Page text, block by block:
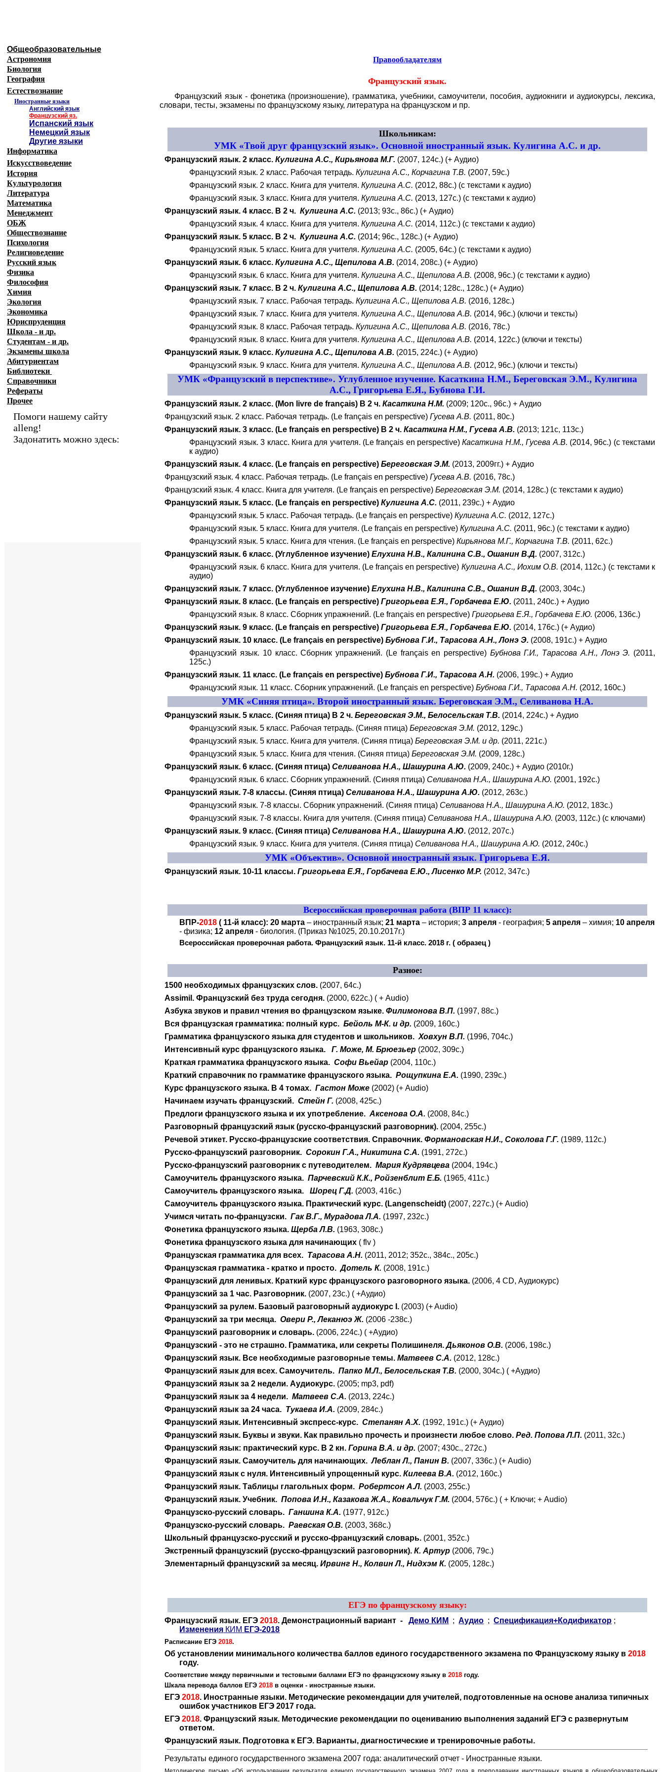
Правообладателям
Французский язык.
Французский язык - фонетика (произношение), грамматика, учебники, самоучители, пособия, аудиокниги и аудиокурсы, лексика,
словари, тесты, экзамены по французскому языку, литература на французском и пр.
Школьникам:
УМК «Твой друг французский язык». Основной иностранный язык. Кулигина А.С. и др.
Французский язык. 2 класс.Кулигина А.С., Кирьянова М.Г. (2007, 124с.) (+ Аудио)
Французский язык. 2 класс. Рабочая тетрадь.Кулигина А.С., Корчагина Т.В. (2007, 59с.)
Французский язык. 2 класс. Книга для учителя.Кулигина А.С. (2012, 88с.) (с текстами к аудио)
Французский язык. 3 класс. Книга для учителя.Кулигина А.С. (2013, 127с.) (с текстами к аудио)
Французский язык. 4 класс. В 2 ч.Кулигина А.С. (2013; 93с., 86с.) (+ Аудио)
Французский язык. 4 класс. Книга для учителя.Кулигина А.С. (2014, 112с.) (с текстами к аудио)
Французский язык. 5 класс. В 2 ч.Кулигина А.С. (2014; 96с., 128с.) (+ Аудио)
Французский язык. 5 класс. Книга для учителя.Кулигина А.С. (2005, 64с.) (с текстами к аудио)
Французский язык. 6 класс.Кулигина А.С., Щепилова А.В. (2014, 208с.) (+ Аудио)
Французский язык. 6 класс. Книга для учителя.Кулигина А.С., Щепилова А.В. (2008, 96с.) (с текстами к аудио)
Французский язык. 7 класс. В 2 ч.Кулигина А.С., Щепилова А.В. (2014; 128с., 128с.) (+ Аудио)
Французский язык. 7 класс. Рабочая тетрадь.Кулигина А.С., Щепилова А.В. (2016, 128с.)
Французский язык. 7 класс. Книга для учителя.Кулигина А.С., Щепилова А.В. (2014, 96с.) (ключи и тексты)
Французский язык. 8 класс. Рабочая тетрадь.Кулигина А.С., Щепилова А.В. (2016, 78с.)
Французский язык. 8 класс. Книга для учителя.Кулигина А.С., Щепилова А.В. (2014, 122с.) (ключи и тексты)
Французский язык. 9 класс.Кулигина А.С., Щепилова А.В. (2015, 224с.) (+ Аудио)
Французский язык. 9 класс. Книга для учителя.Кулигина А.С., Щепилова А.В. (2012, 96с.) (ключи и тексты)
УМК «Французский в перспективе». Углубленное изучение. Касаткина Н.М., Береговская Э.М., Кулигина
А.С., Григорьева Е.Я., Бубнова Г.И.
Французский язык. 2 класс.(Mon livre de français) В 2 ч.Касаткина Н.М. (2009; 120с., 96с.) + Аудио
Французский язык. 2 класс. Рабочая тетрадь. (Le français en perspective)Гусева А.В. (2011, 80с.)
Французский язык. 3 класс. (Le français en perspective) В 2 ч.Касаткина Н.М., Гусева А.В. (2013; 121с, 113с.)
Французский язык. 3 класс. Книга для учителя. (Le français en perspective)Касаткина Н.М., Гусева А.В. (2014, 96с.) (с текстами
к аудио)
Французский язык. 4 класс. (Le français en perspective)Береговская Э.М. (2013, 2009гг.) + Аудио
Французский язык. 4 класс. Рабочая тетрадь. (Le français en perspective)Гусева А.В. (2016, 78с.)
Французский язык. 4 класс. Книга для учителя. (Le français en perspective)Береговская Э.М. (2014, 128с.) (с текстами к аудио)
Французский язык. 5 класс. (Le français en perspective)Кулигина А.С. (2011, 239с.) + Аудио
Французский язык. 5 класс. Рабочая тетрадь. (Le français en perspective)Кулигина А.С. (2012, 127с.)
Французский язык. 5 класс. Книга для учителя. (Le français en perspective)Кулигина А.С. (2011, 96с.) (с текстами к аудио)
Французский язык. 5 класс. Книга для чтения. (Le français en perspective)Кирьянова М.Г., Корчагина Т.В. (2011, 62с.)
Французский язык. 6 класс. (Углубленное изучение)Елухина Н.В., Калинина С.В., Ошанин В.Д. (2007, 312с.)
Французский язык. 6 класс. Книга для учителя. (Le français en perspective) Кулигина А.С., Иохим О.В. (2014, 112с.) (с текстами к
аудио)
Французский язык. 7 класс. (Углубленное изучение)Елухина Н.В., Калинина С.В., Ошанин В.Д. (2003, 304с.)
Французский язык. 8 класс. (Le français en perspective)Григорьева Е.Я., Горбачева Е.Ю. (2011, 240с.) + Аудио
Французский язык. 8 класс. Сборник упражнений. (Le français en perspective)Григорьева Е.Я., Горбачева Е.Ю. (2006, 136с.)
Французский язык. 9 класс. (Le français en perspective)Григорьева Е.Я., Горбачева Е.Ю. (2014, 176с.) (+ Аудио)
Французский язык. 10 класс. (Le français en perspective)Бубнова Г.И., Тарасова А.Н., Лонэ Э. (2008, 191с.) + Аудио
Французский язык. 10 класс. Сборник упражнений. (Le français en perspective) Бубнова Г.И., Тарасова А.Н., Лонэ Э. (2011,
125с.)
Французский язык. 11 класс. (Le français en perspective)Бубнова Г.И., Тарасова А.Н. (2006, 199с.) + Аудио
Французский язык. 11 класс. Сборник упражнений. (Le français en perspective)Бубнова Г.И., Тарасова А.Н. (2012, 160с.)
УМК «Синяя птица». Второй иностранный язык. Береговская Э.М., Селиванова Н.А.
Французский язык. 5 класс. (Синяя птица) В 2 ч.Береговская Э.М., Белосельская Т.В. (2014, 224с.) + Аудио
Французский язык. 5 класс. Рабочая тетрадь. (Синяя птица)Береговская Э.М. (2012, 129с.)
Французский язык. 5 класс. Книга для учителя. (Синяя птица)Береговская Э.М. и др. (2011, 221с.)
Французский язык. 5 класс. Книга для чтения. (Синяя птица)Береговская Э.М. (2009, 128с.)
Французский язык. 6 класс. (Синяя птица)Селиванова Н.А., Шашурина А.Ю. (2009, 240с.) + Аудио (2010г.)
Французский язык. 6 класс. Сборник упражнений. (Синяя птица) Селиванова Н.А., Шашурина А.Ю. (2001, 192с.)
Французский язык. 7-8 классы. (Синяя птица)Селиванова Н.А., Шашурина А.Ю. (2012, 263с.)
Французский язык. 7-8 классы. Сборник упражнений. (Синяя птица) Селиванова Н.А., Шашурина А.Ю. (2012, 183с.)
Французский язык. 7-8 классы. Книга для учителя. (Синяя птица) Селиванова Н.А., Шашурина А.Ю. (2003, 112с.) (с ключами)
Французский язык. 9 класс. (Синяя птица)Селиванова Н.А., Шашурина А.Ю. (2012, 207с.)
Французский язык. 9 класс. Книга для учителя. (Синяя птица) Селиванова Н.А., Шашурина А.Ю. (2012, 240с.)
УМК «Объектив». Основной иностранный язык. Григорьева Е.Я.
Французский язык. 10-11 классы.Григорьева Е.Я., Горбачева Е.Ю., Лисенко М.Р. (2012, 347с.)
Всероссийская проверочная работа (ВПР 11 класс):
ВПР-2018 ( 11-й класс): 20 марта – иностранный язык;21 марта – история;3 апреля - география;5 апреля– химия; 10 апреля
- физика; 12 апреля - биология. (Приказ №1025, 20.10.2017г.)
Всероссийская проверочная работа. Французский язык. 11-й класс. 2018 г. ( образец )
Разное:
1500 необходимых французских слов. (2007, 64с.)
Assimil. Французский без труда сегодня. (2000, 622с.) ( + Audio)
Азбука звуков и правил чтения во французском языке.Филимонова В.П. (1997, 88с.)
Вся французская грамматика: полный курс.Бейоль М-К. и др. (2009, 160с.)
Грамматика французского языка для студентов и школьников.Ховхун В.П. (1996, 704с.)
Интенсивный курс французского языка.Г. Може, М. Брюезьер (2002, 309с.)
Краткая грамматика французского языка.Софи Вьейар (2004, 110с.)
Краткий справочник по грамматике французского языка. Рощупкина Е.А. (1990, 239с.)
Курс французского языка. В 4 томах.Гастон Може (2002) (+ Audio)
Начинаем изучать французский. Стейн Г. (2008, 425с.)
Предлоги французского языка и их употребление. Аксенова О.А. (2008, 84с.)
Разговорный французский язык (русско-французский разговорник). (2004, 255с.)
Речевой этикет. Русско-французские соответствия. Справочник.Формановская Н.И., Соколова Г.Г. (1989, 112с.)
Русско-французский разговорник.Сорокин Г.А., Никитина С.А. (1991, 272с.)
Русско-французский разговорник с путеводителем.Мария Кудрявцева (2004, 194с.)
Самоучитель французского языка.Парчевский К.К., Ройзенблит Е.Б. (1965, 411с.)
Самоучитель французского языка.Шорец Г.Д. (2003, 416с.)
Самоучитель французского языка. Практический курс. (Langenscheidt) (2007, 227с.) (+Audio)
Учимся читать по-французски.Гак В.Г., Мурадова Л.А. (1997, 232с.)
Фонетика французского языка.Щерба Л.В. (1963, 308с.)
Фонетика французского языка для начинающих ( flv )
Французская грамматика для всех. Тарасова А.Н. (2011, 2012; 352с., 384с., 205с.)
Французская грамматика - кратко и просто.Дотель К. (2008, 191с.)
Французский для ленивых. Краткий курс французского разговорного языка. (2006, 4 CD, Аудиокурс)
Французский за 1 час. Разговорник. (2007, 23с.) ( +Аудио)
Французский за рулем. Базовый разговорный аудиокурс I. (2003) (+ Audio)
Французский за три месяца.Овери Р., Леканюэ Ж. (2006 -238с.)
Французский разговорник и словарь. (2006, 224c.) ( +Аудио)
Французский - это не страшно. Грамматика, или секреты Полишинеля.Дьяконов О.В. (2006, 198с.)
Французский язык. Все необходимые разговорные темы.Матвеев С.А. (2012, 128с.)
Французский язык для всех. Самоучитель.Папко М.Л., Белосельская Т.В. (2000, 304с.) ( +Аудио)
Французский язык за 2 недели. Аудиокурс. (2005; mp3, pdf)
Французский язык за 4 недели. Матвеев С.А. (2013, 224с.)
Французский язык за 24 часа. Тукаева И.А. (2009, 284с.)
Французский язык. Интенсивный экспресс-курс.Степанян А.Х. (1992, 191с.) (+ Аудио)
Французский язык. Буквы и звуки. Как правильно прочесть и произнести любое слово.Ред. Попова Л.П. (2011, 32с.)
Французский язык: практический курс. В 2 кн.Горина В.А. и др. (2007; 430с., 272с.)
Французский язык. Самоучитель для начинающих. Леблан Л., Панин В. (2007, 336с.) (+ Audio)
Французский язык с нуля. Интенсивный упрощенный курс.Килеева В.А. (2012, 160с.)
Французский язык. Таблицы глагольных форм.Робертсон А.Л. (2003, 255с.)
Французский язык. Учебник. Попова И.Н., Казакова Ж.А., Ковальчук Г.М. (2004, 576с.) ( + Ключи; + Audio)
Французско-русский словарь.Ганшина К.А. (1977, 912с.)
Французско-русский словарь.Раевская О.В. (2003, 368с.)
Школьный французско-русский и русско-французский словарь. (2001, 352с.)
Экстренный французский (русско-французский разговорник).К. Артур (2006, 79с.)
Элементарный французский за месяц.Ирвинг Н., Колвин Л., Нидхэм К. (2005, 128с.)
ЕГЭ по французскому языку:
Французский язык. ЕГЭ2018. Демонстрационный вариант - Демо КИМ ;Аудио ;Спецификация+Кодификатор ;
Изменения КИМ ЕГЭ-2018
Расписание ЕГЭ2018.
Об установлении минимального количества баллов единого государственного экзамена по Французскому языку в2018
году.
Соответствие между первичными и тестовыми баллами ЕГЭ по французскому языку в2018 году.
Шкала перевода баллов ЕГЭ2018 в оценки - иностранные языки.
ЕГЭ2018. Иностранные языки. Методические рекомендации для учителей, подготовленные на основе анализа типичных
ошибок участников ЕГЭ 2017 года.
ЕГЭ2018. Французский язык. Методические рекомендации по оцениванию выполнения заданий ЕГЭ с развернутым
ответом.
Французский язык. Подготовка к ЕГЭ. Варианты, диагностические и тренировочные работы.
Результаты единого государственного экзамена 2007 года: аналитический отчет - Иностранные языки.
Общеобразовательные
Астрономия
Биология
География
Естествознание
Иностранные языки
Английский язык
Французский яз.
Испанский язык
Немецкий язык
Другие языки
Информатика
Искусствоведение
История
Культурология
Литература
Математика
Менеджмент
ОБЖ
Обществознание
Психология
Религиоведение
Русский язык
Физика
Философия
Химия
Экология
Экономика
Юриспруденция
Школа - и др.
Студентам - и др.
Экзамены школа
Абитуриентам
Библиотеки
Справочники
Рефераты
Прочее
Помоги нашему сайту
alleng!
Задонатить можно здесь: